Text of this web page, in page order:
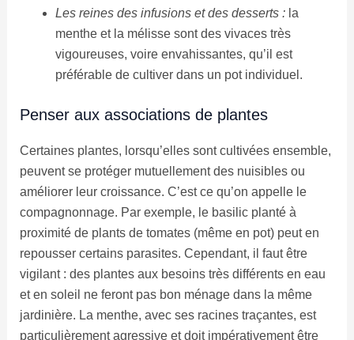
Les reines des infusions et des desserts :la
menthe et la mélisse sont des vivaces très
vigoureuses, voire envahissantes, qu’il est
préférable de cultiver dans un pot individuel.
Penser aux associations de plantes
Certaines plantes, lorsqu’elles sont cultivées ensemble,
peuvent se protéger mutuellement des nuisibles ou
améliorer leur croissance. C’est ce qu’on appelle le
compagnonnage. Par exemple, le basilic planté à
proximité de plants de tomates (même en pot) peut en
repousser certains parasites. Cependant, il faut être
vigilant : des plantes aux besoins très différents en eau
et en soleil ne feront pas bon ménage dans la même
jardinière. La menthe, avec ses racines traçantes, est
particulièrement agressive et doit impérativement être